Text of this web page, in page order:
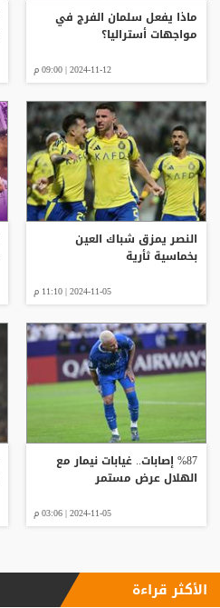
ماذا يفعل سلمان الفرج في
مواجهات أستراليا؟
2024-11-12 | 09:00 م
النصر يمزق شباك العين
بخماسية ثأرية
2024-11-05 | 11:10 م
%87 إصابات.. غيابات نيمار مع
الهلال عرض مستمر
2024-11-05 | 03:06 م
الأكثر قراءة